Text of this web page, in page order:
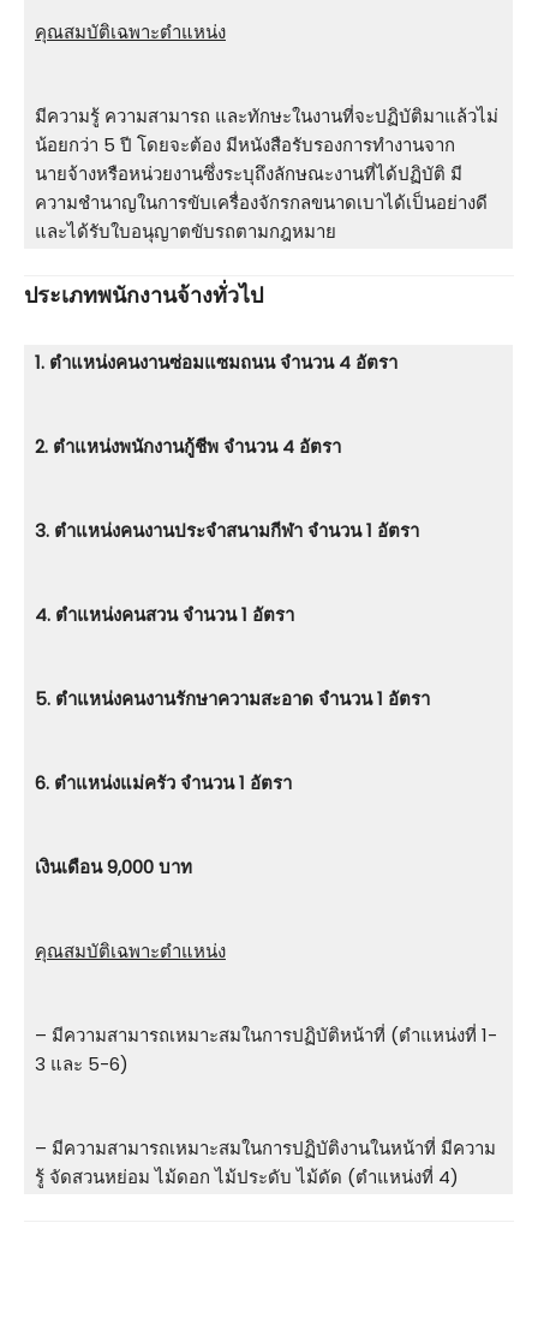
คุณสมบัติเฉพาะตำแหน่ง
มีความรู้ ความสามารถ และทักษะในงานที่จะปฏิบัติมาแล้วไม่
น้อยกว่า 5 ปี โดยจะต้อง มีหนังสือรับรองการทํางานจาก
นายจ้างหรือหน่วยงานซึ่งระบุถึงลักษณะงานที่ได้ปฏิบัติ มี
ความชํานาญในการขับเครื่องจักรกลขนาดเบาได้เป็นอย่างดี
และได้รับใบอนุญาตขับรถตามกฎหมาย
ประเภทพนักงานจ้างทั่วไป
1. ตําแหน่งคนงานซ่อมแซมถนน จำนวน 4 อัตรา
2. ตําแหน่งพนักงานกู้ชีพ จำนวน 4 อัตรา
3. ตําแหน่งคนงานประจําสนามกีฬา จำนวน 1 อัตรา
4. ตําแหน่งคนสวน จำนวน 1 อัตรา
5. ตําแหน่งคนงานรักษาความสะอาด จำนวน 1 อัตรา
6. ตําแหน่งแม่ครัว จำนวน 1 อัตรา
เงินเดือน 9,000 บาท
คุณสมบัติเฉพาะตำแหน่ง
– มีความสามารถเหมาะสมในการปฏิบัติหน้าที่ (ตำแหน่งที่ 1-
3 และ 5-6)
– มีความสามารถเหมาะสมในการปฏิบัติงานในหน้าที่ มีความ
รู้ จัดสวนหย่อม ไม้ดอก ไม้ประดับ ไม้ดัด (ตำแหน่งที่ 4)